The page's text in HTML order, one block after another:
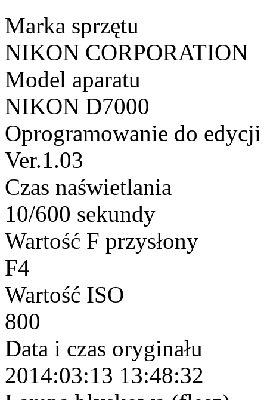
Marka sprzętu
NIKON CORPORATION
Model aparatu
NIKON D7000
Oprogramowanie do edycji
Ver.1.03
Czas naświetlania
10/600 sekundy
Wartość F przysłony
F4
Wartość ISO
800
Data i czas oryginału
2014:03:13 13:48:32